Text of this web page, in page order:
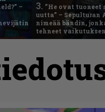
–
3. ”He ovat
uutta” – Sepulturan
nimeää bändin,
tehneet vaikutuksen